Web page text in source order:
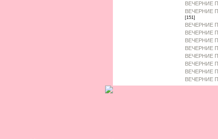
ВЕЧЕРНИЕ
ВЕЧЕРНИЕ
[151]
ВЕЧЕРНИЕ
ВЕЧЕРНИЕ
ВЕЧЕРНИЕ
ВЕЧЕРНИЕ
ВЕЧЕРНИЕ
ВЕЧЕРНИЕ
ВЕЧЕРНИЕ
ВЕЧЕРНИЕ